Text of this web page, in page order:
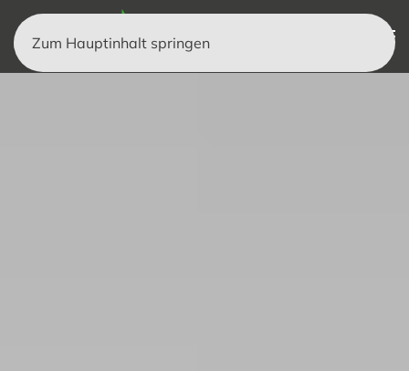
Zum Hauptinhalt springen